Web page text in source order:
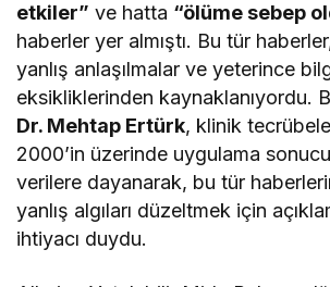
etkiler” ve hatta “ölüme sebep
haberler yer almıştı. Bu tür
yanlış anlaşılmalar ve yeterince
eksikliklerinden kaynaklanıyordu.
Dr. Mehtap Ertürk, klinik
2000’in üzerinde uygulama
verilere dayanarak, bu tür
yanlış algıları düzeltmek için
ihtiyacı duydu.